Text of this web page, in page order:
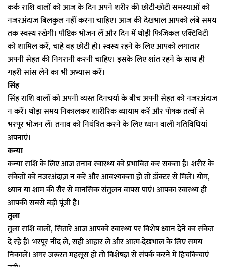
कर्क राशि वालों को आज के दिन अपने शरीर की छोटी-छोटी समस्याओं को
नजरअंदाज बिलकुल नहीं करना चाहिए। आज की देखभाल आपको लंबे समय
तक स्वस्थ रखेगी। पौष्टिक भोजन लें और दिन में थोड़ी फिजिकल एक्टिविटी
को शामिल करें, चाहे वह छोटी हो। स्वस्थ रहने के लिए आपको लगातार
अपनी सेहत की निगरानी करनी चाहिए। इसके लिए शांत रहने के साथ ही
गहरी सांस लेने का भी अभ्यास करें।
सिंह
सिंह राशि वालों को अपनी व्यस्त दिनचर्या के बीच अपनी सेहत को नजरअंदाज
न करें। थोड़ा समय निकालकर शारीरिक व्यायाम करें और पोषक तत्वों से
भरपूर भोजन लें। तनाव को नियंत्रित करने के लिए ध्यान वाली गतिविधियां
अपनाएं।
कन्या
कन्या राशि के लिए आज तनाव स्वास्थ्य को प्रभावित कर सकता है। शरीर के
संकेतों को नजरअंदाज़ न करें और आवश्यकता हो तो डॉक्टर से मिलें। योग,
ध्यान या शाम की सैर से मानसिक संतुलन वापस पाएं। आपका स्वास्थ्य ही
आपकी सबसे बड़ी पूंजी है।
तुला
तुला राशि वालों, सितारे आज आपको स्वास्थ्य पर विशेष ध्यान देने का संकेत
दे रहे हैं। भरपूर नींद लें, सही आहार लें और आत्म-देखभाल के लिए समय
निकालें। अगर जरूरत महसूस हो तो विशेषज्ञ से संपर्क करने में हिचकिचाएं